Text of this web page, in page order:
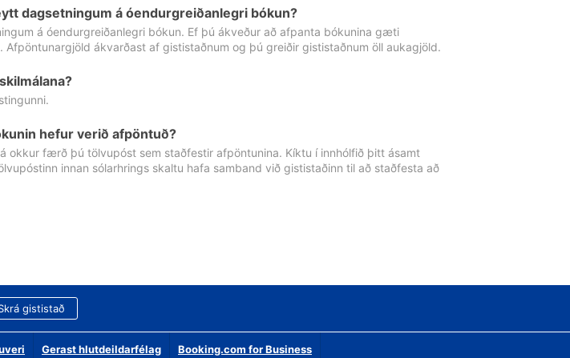
dagsetningum á óendurgreiðanlegri bókun?
á óendurgreiðanlegri bókun. Ef þú ákveður að afpanta bókunina gæti
Afpöntunargjöld ákvarðast af gististaðnum og þú greiðir gististaðnum öll aukagjöld.
hefur verið afpöntuð?
okkur færð þú tölvupóst sem staðfestir afpöntunina. Kíktu í innhólfið þitt ásamt
innan sólarhrings skaltu hafa samband við gististaðinn til að staðfesta að
gististað
Gerast hlutdeildarfélag Booking.com for Business